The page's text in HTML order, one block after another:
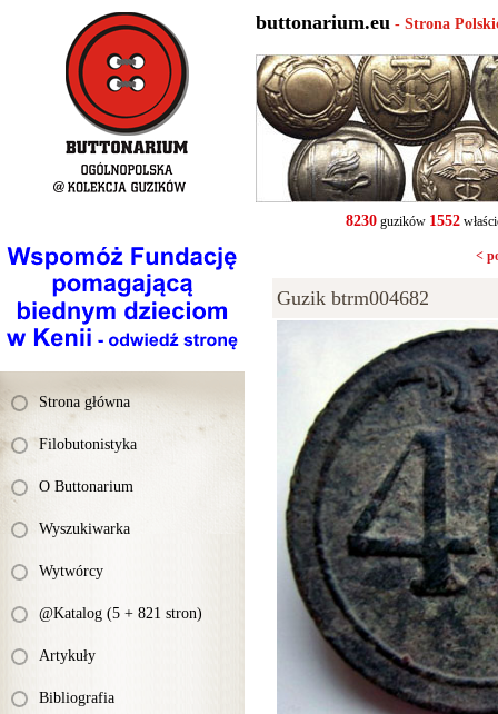
Strona główna
Filobutonistyka
O Buttonarium
Wyszukiwarka
Wytwórcy
@Katalog (5 + 821 stron)
Artykuły
Bibliografia
buttonarium.eu - Strona
8230guzików 1552
<
Guzik btrm004682